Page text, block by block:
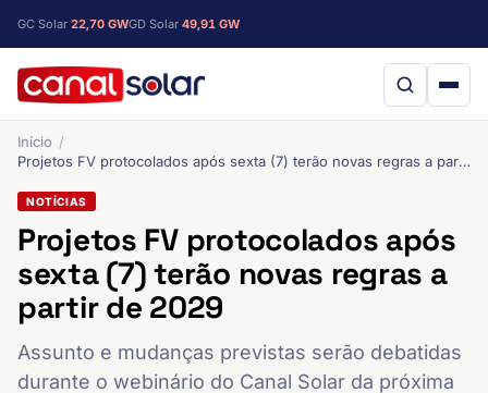
GC Solar 22,70 GWGD Solar 49,91 GW
Início
Projetos FV protocolados após sexta (7) terão novas regras a partir de 2029
NOTÍCIAS
Projetos FV protocolados após
sexta (7) terão novas regras a
partir de 2029
Assunto e mudanças previstas serão debatidas
durante o webinário do Canal Solar da próxima